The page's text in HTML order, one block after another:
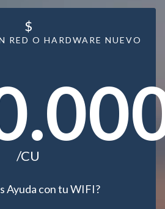
RED O HARDWARE NUEVO
$
/CU
Ayuda con tu WIFI?